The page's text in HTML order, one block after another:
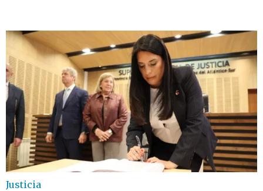
Justicia